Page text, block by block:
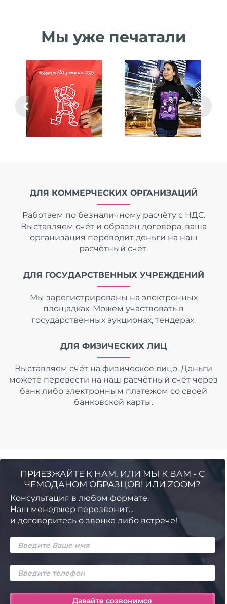
Мы уже печатали
ДЛЯ КОММЕРЧЕСКИХ ОРГАНИЗАЦИЙ
Работаем по безналичному расчёту с НДС.
Выставляем счёт и образец договора, ваша
организация переводит деньги на наш
расчётный счёт.
ДЛЯ ГОСУДАРСТВЕННЫХ УЧРЕЖДЕНИЙ
Мы зарегистрированы на электронных
площадках. Можем участвовать в
государственных аукционах, тендерах.
ДЛЯ ФИЗИЧЕСКИХ ЛИЦ
Выставляем счёт на физическое лицо. Деньги
можете перевести на наш расчётный счёт через
банк либо электронным платежом со своей
банковской карты.
ПРИЕЗЖАЙТЕ К НАМ. ИЛИ МЫ К ВАМ - С
ЧЕМОДАНОМ ОБРАЗЦОВ! ИЛИ ZOOM?
Консультация в любом формате.
Наш менеджер перезвонит...
и договоритесь о звонке либо встрече!